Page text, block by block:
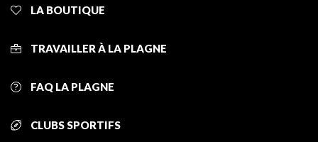
LA BOUTIQUE
TRAVAILLER À LA PLAGNE
FAQ LA PLAGNE
CLUBS SPORTIFS